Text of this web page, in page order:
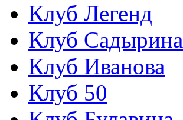
Клуб Легенд
Клуб Садырина
Клуб Иванова
Клуб 50